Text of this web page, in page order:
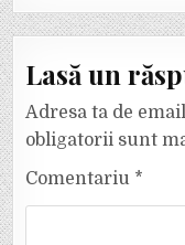
Lasă un
Adresa ta de
obligatorii sunt
Comentariu *